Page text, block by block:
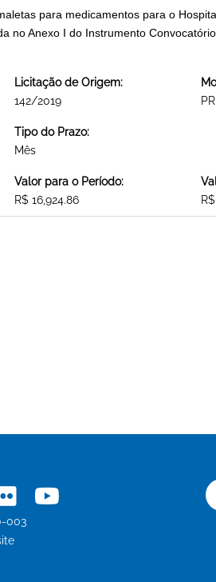
para medicamentos para o
no Anexo I do Instrumento
Licitação de Origem:
142/2019
Tipo do Prazo:
Mês
Valor para o Período:
R$ 16,924.86
X Flickr
003